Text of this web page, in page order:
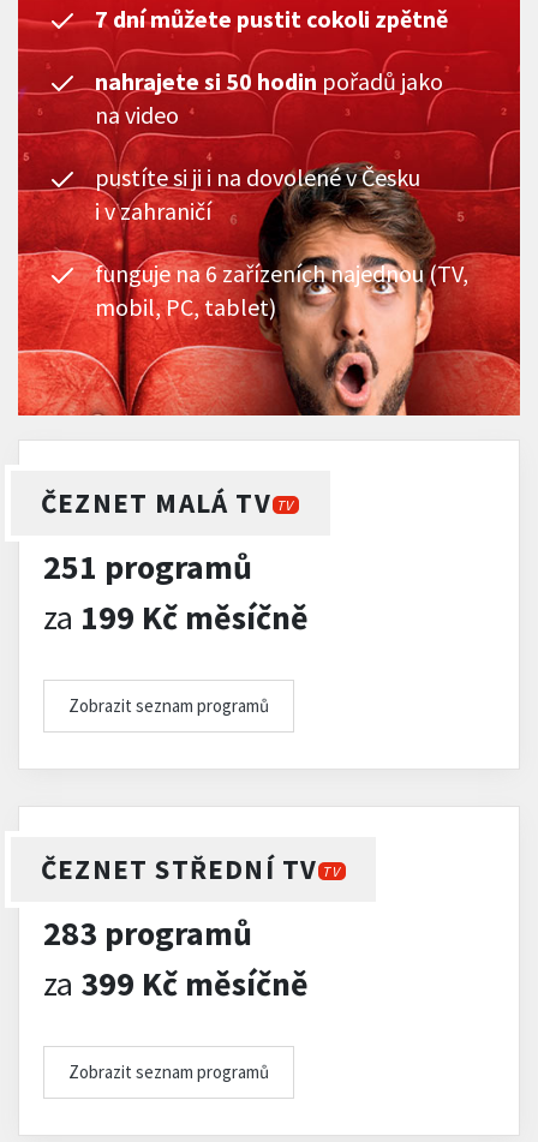
7 dní můžete pustit cokoli zpětně
nahrajete si 50 hodin pořadů jako
na video
pustíte si ji i na dovolené v Česku
i v zahraničí
funguje na 6 zařízeních najednou (TV,
mobil, PC, tablet)
ČEZNET MALÁ TV TV
251 programů
za 199 Kč měsíčně
Zobrazit seznam programů
ČEZNET STŘEDNÍ TV TV
283 programů
za 399 Kč měsíčně
Zobrazit seznam programů